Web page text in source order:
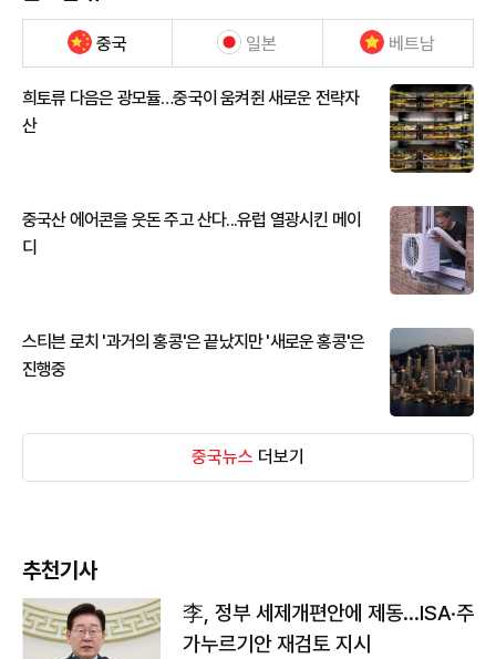
중국 일본 베트남
희토류 다음은 광모듈…중국이 움켜쥔 새로운 전략자
산
중국산 에어콘을 웃돈 주고 산다...유럽 열광시킨 메이
디
스티븐 로치 '과거의 홍콩'은 끝났지만 '새로운 홍콩'은
진행중
중국뉴스 더보기
추천기사
李, 정부 세제개편안에 제동…ISA·주
가누르기안 재검토 지시